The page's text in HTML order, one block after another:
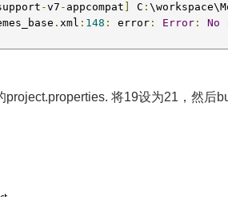
-v7 - appcompat C :
.xml : 148 : error : Error : No
将19设为21，然后